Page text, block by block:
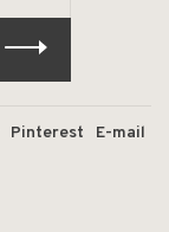
Pinterest E-mail